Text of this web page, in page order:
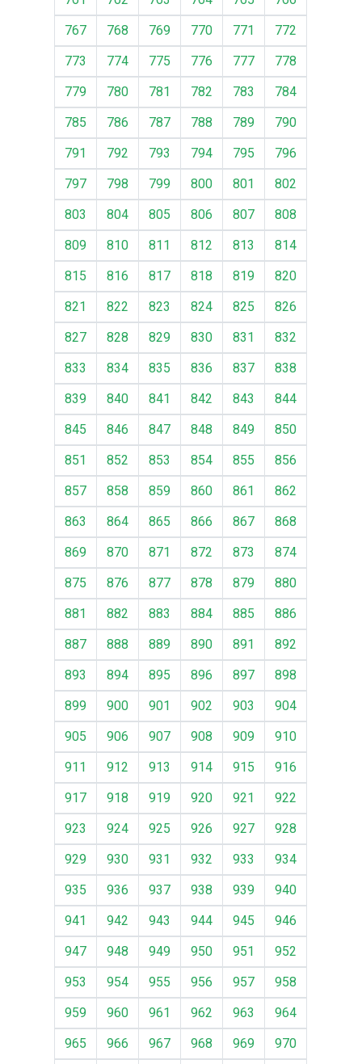
767
768 769 770 771
772
773
774 775 776 777
778
779
780 781 782 783
784
785
786 787 788 789
790
791
792 793 794 795
796
797
798 799 800 801
802
803
804 805 806 807
808
809
810 811 812 813
814
815
816 817 818 819
820
821
822 823 824 825
826
827
828 829 830 831
832
833
834 835 836 837
838
839
840 841 842 843
844
845
846 847 848 849
850
851
852 853 854 855
856
857
858 859 860 861
862
863
864 865 866 867
868
869
870 871 872 873
874
875
876 877 878 879
880
881
882 883 884 885
886
887
888 889 890 891
892
893
894 895 896 897
898
899
900 901 902 903
904
905
906 907 908 909
910
911
912 913 914 915
916
917
918 919 920 921
922
923
924 925 926 927
928
929
930 931 932 933
934
935
936 937 938 939
940
941
942 943 944 945
946
947
948 949 950 951
952
953
954 955 956 957
958
959
960 961 962 963
964
965
966 967 968 969
970